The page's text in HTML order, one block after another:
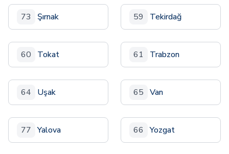
73 Şırnak 59 Tekirdağ
60 Tokat 61 Trabzon
64 Uşak 65 Van
77 Yalova 66 Yozgat